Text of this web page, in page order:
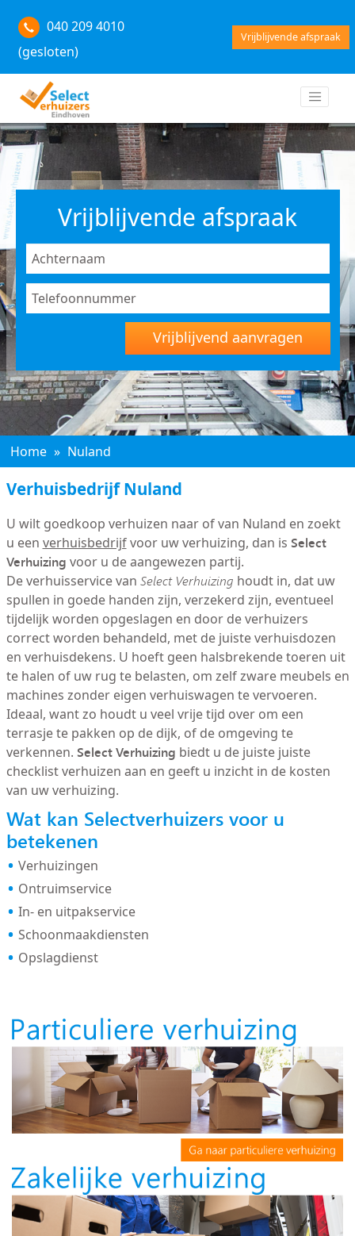
040 209 4010
(gesloten)
Vrijblijvende afspraak
Vrijblijvende afspraak
Vrijblijvend aanvragen
Home » Nuland
Verhuisbedrijf Nuland
U wilt goedkoop verhuizen naar of van Nuland en zoekt
u een verhuisbedrijfvoor uw verhuizing, dan is Select
Verhuizing voor u de aangewezen partij.
De verhuisservice van Select Verhuizing houdt in, dat uw
spullen in goede handen zijn, verzekerd zijn, eventueel
tijdelijk worden opgeslagen en door de verhuizers
correct worden behandeld, met de juiste verhuisdozen
en verhuisdekens. U hoeft geen halsbrekende toeren uit
te halen of uw rug te belasten, om zelf zware meubels en
machines zonder eigen verhuiswagen te vervoeren.
Ideaal, want zo houdt u veel vrije tijd over om een
terrasje te pakken op de dijk, of de omgeving te
verkennen. Select Verhuizing biedt u de juiste juiste
checklist verhuizen aan en geeft u inzicht in de kosten
van uw verhuizing.
Wat kan Selectverhuizers voor u
betekenen
Verhuizingen
Ontruimservice
In- en uitpakservice
Schoonmaakdiensten
Opslagdienst